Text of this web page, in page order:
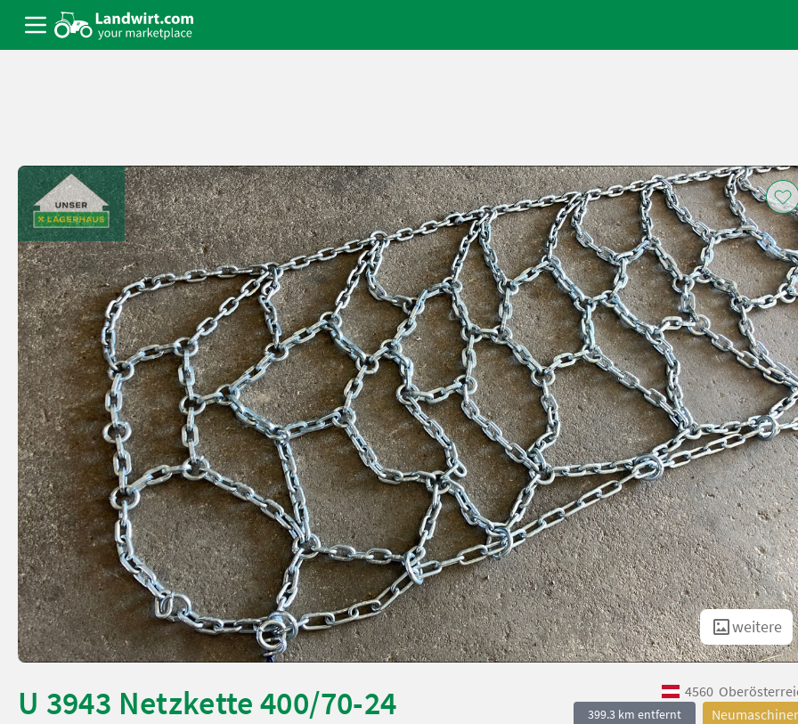
weitere
U 3943 Netzkette 400/70-24 4560
399.3 km entfernt